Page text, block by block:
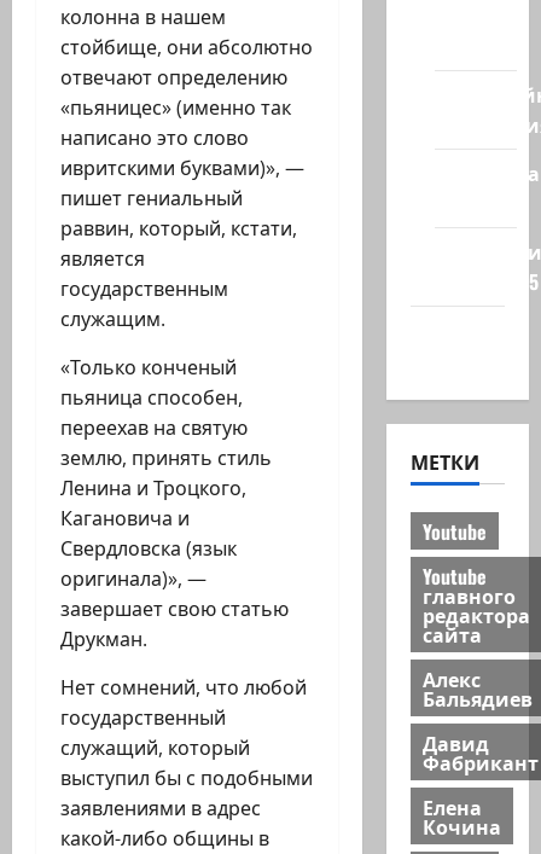
колонна в нашем
стойбище, они абсолютно
отвечают определению
«пьяницес» (именно так
написано это слово
ивритскими буквами)», —
пишет гениальный
раввин, который, кстати,
является
государственным
служащим.
«Только конченый
пьяница способен,
переехав на святую
землю, принять стиль
Ленина и Троцкого,
Кагановича и
Свердловска (язык
оригинала)», —
завершает свою статью
Друкман.
Нет сомнений, что любой
государственный
служащий, который
выступил бы с подобными
заявлениями в адрес
какой-либо общины в
Полемика
сайта 2025
МЕТКИ
Youtube
Youtube
главного
редактора
сайта
Алекс
Бальядиев
Давид
Фабрикант
Елена
Кочина